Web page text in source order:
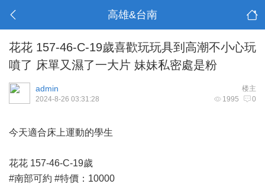
高雄&台南
花花 157-46-C-19歲喜歡玩玩具到高潮不小心玩
噴了 床單又濕了一大片 妹妹私密處是粉
楼主
admin
1995 0
2024-8-26 03:31:28
今天適合床上運動的學生
花花 157-46-C-19歲
#南部可約 #特價：10000